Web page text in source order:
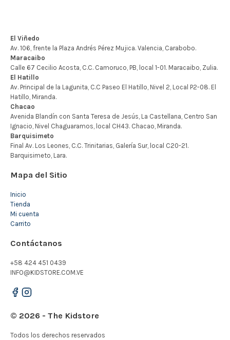
Mapa del Sitio
Inicio
Tienda
Mi cuenta
Carrito
Contáctanos
+58 424 451 0439
INFO@KIDSTORE.COM.VE
© 2026 - The Kidstore
Todos los derechos reservados